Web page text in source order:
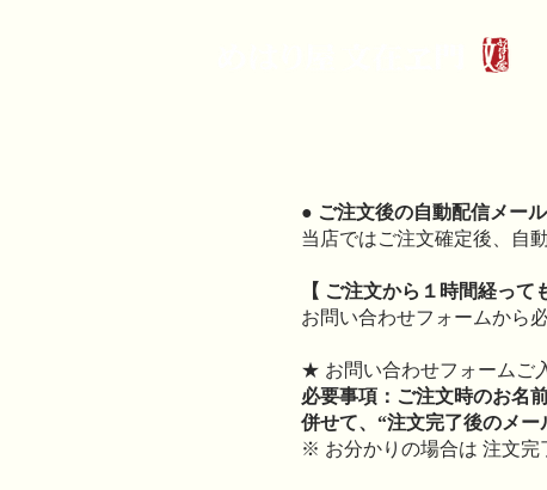
● ご注文後の自動配信メー
当店ではご注文確定後、自
【 ご注文から１時間経って
お問い合わせフォームから
★ お問い合わせフォームご
必要事項：ご注文時のお名
併せて、“注文完了後のメー
※ お分かりの場合は 注文完